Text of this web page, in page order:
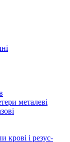
металеві
крові і резус-